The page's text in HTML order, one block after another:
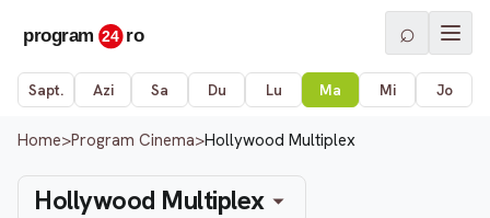
⌕
Sapt. Azi Sa Du Lu Ma Mi Jo
Home>Program Cinema>Hollywood Multiplex
Hollywood Multiplex